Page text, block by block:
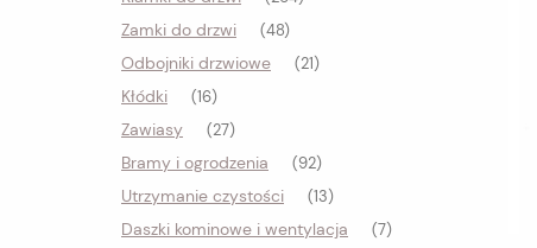
Zamki do drzwi (48)
Odbojniki drzwiowe (21)
Kłódki (16)
Zawiasy (27)
Bramy i ogrodzenia (92)
Utrzymanie czystości (13)
Daszki kominowe i wentylacja (7)